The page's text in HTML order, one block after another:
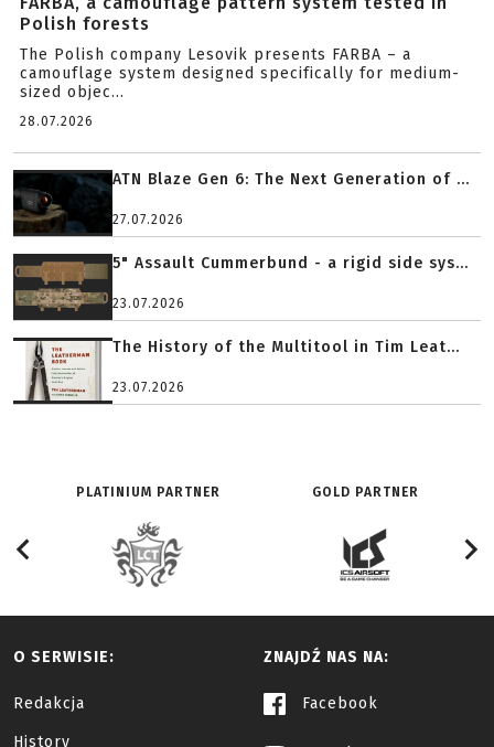
Polish forests
The Polish company Lesovik presents FARBA – a
camouflage system designed specifically for medium-
sized objec...
28.07.2026
ATN Blaze Gen 6: The Next Generation of ...
27.07.2026
5" Assault Cummerbund - a rigid side sys...
23.07.2026
The History of the Multitool in Tim Leat...
23.07.2026
PLATINIUM PARTNER GOLD PARTNER
O SERWISIE:
Redakcja
History
ZNAJDŹ NAS NA:
Facebook